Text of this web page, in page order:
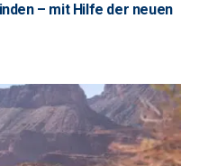
– mit Hilfe der neuen